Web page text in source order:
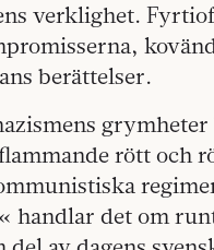
verklighet.
berättelser.
rött och
handlar det om